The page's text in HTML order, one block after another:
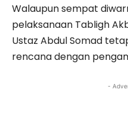
Walaupun sempat
pelaksanaan Tabligh
Ustaz Abdul Somad
rencana dengan
-